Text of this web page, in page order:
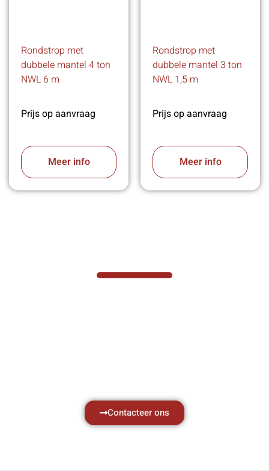
Rondstrop met
dubbele mantel 4 ton
NWL 6 m
Prijs op aanvraag
Meer info
Rondstrop met
dubbele mantel 3 ton
NWL 1,5 m
Prijs op aanvraag
Meer info
Contacteer ons